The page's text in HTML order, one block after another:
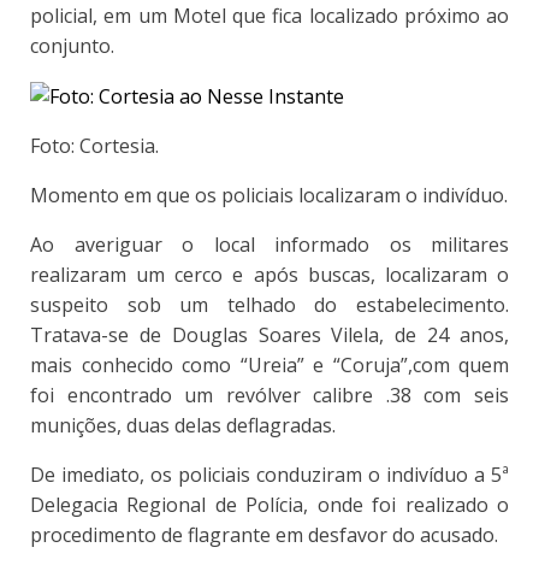
policial, em um Motel que fica localizado próximo ao
conjunto.
Foto: Cortesia.
Momento em que os policiais localizaram o indivíduo.
Ao averiguar o local informado os militares
realizaram um cerco e após buscas, localizaram o
suspeito sob um telhado do estabelecimento.
Tratava-se de Douglas Soares Vilela, de 24 anos,
mais conhecido como “Ureia” e “Coruja”,com quem
foi encontrado um revólver calibre .38 com seis
munições, duas delas deflagradas.
De imediato, os policiais conduziram o indivíduo a 5ª
Delegacia Regional de Polícia, onde foi realizado o
procedimento de flagrante em desfavor do acusado.